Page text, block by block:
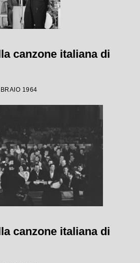
canzone italiana di
1964
canzone italiana di